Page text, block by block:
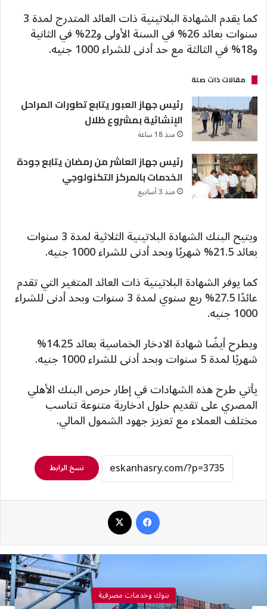
كما يقدم الشهادة البلاتينية ذات العائد المتدرج لمدة 3
سنوات بعائد 26% في السنة الأولى و22% في الثانية
و18% في الثالثة مع حد أدنى للشراء 1000 جنيه.
مقالات ذات صلة
رئيس جهاز العبور يتابع تطورات المراحل
الإنشائية بمشروع ظلال
منذ 18 ساعة
رئيس جهاز العاشر من رمضان يتابع جودة
الخدمات بالمركز التكنولوجي
منذ 3 أسابيع
ويتيح البنك الشهادة البلاتينية الثلاثية لمدة 3 سنوات
بعائد 21.5% شهريًا وبحد أدنى للشراء 1000 جنيه.
كما يوفر الشهادة البلاتينية ذات العائد المتغير التي تقدم
عائدًا 27.5% ربع سنوي لمدة 3 سنوات وبحد أدنى للشراء
1000 جنيه.
ويطرح أيضًا شهادة الادخار الخماسية بعائد 14.25%
شهريًا لمدة 5 سنوات وبحد أدنى للشراء 1000 جنيه.
يأتي طرح هذه الشهادات في إطار حرص البنك الأهلي
المصري على تقديم حلول ادخارية متنوعة تناسب
مختلف العملاء مع تعزيز جهود الشمول المالي.
نسخ الرابط
بنوك وخدمات مصرفية